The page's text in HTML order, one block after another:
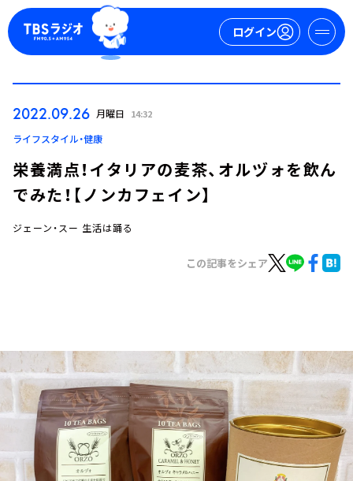
ログイン
ログイン
お知らせ
イベント・グッズ
YouTube
会社情報
2022.09.26 月曜日 14:32
ライフスタイル・健康
栄養満点！イタリアの麦茶、オルヅォを飲ん
でみた！【ノンカフェイン】
ジェーン・スー 生活は踊る
この記事をシェア